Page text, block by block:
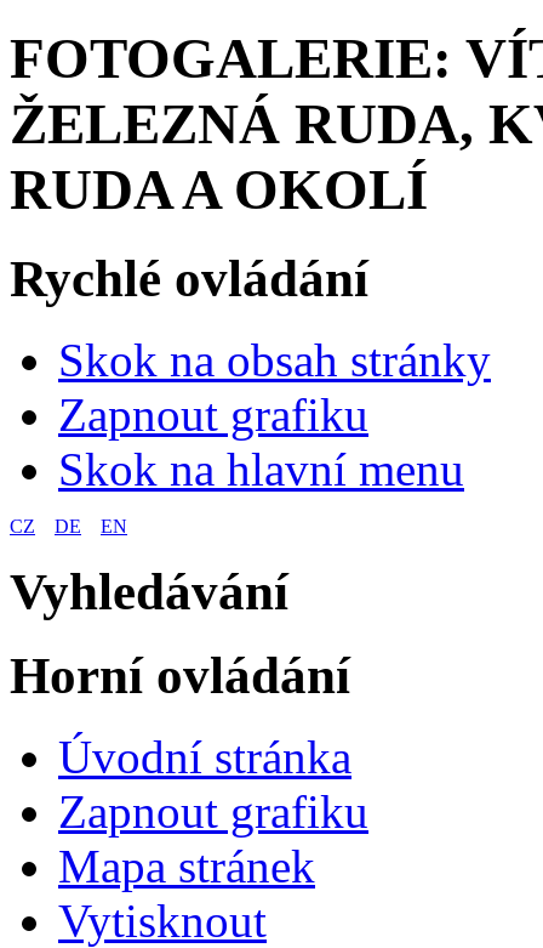
FOTOGALERIE:
ŽELEZNÁ RUDA,
RUDA A OKOLÍ
Rychlé ovládání
Skok na obsah stránky
Zapnout grafiku
Skok na hlavní menu
CZ DE EN
Vyhledávání
Horní ovládání
Úvodní stránka
Zapnout grafiku
Mapa stránek
Vytisknout